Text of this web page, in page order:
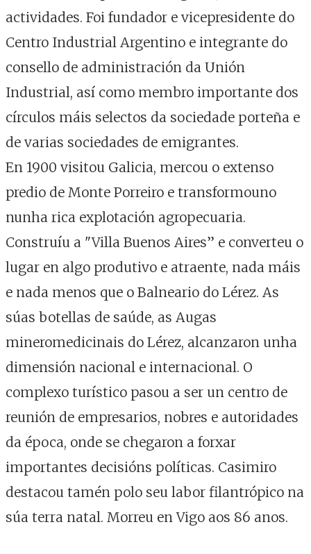
actividades. Foi fundador e vicepresidente do
Centro Industrial Argentino e integrante do
consello de administración da Unión
Industrial, así como membro importante dos
círculos máis selectos da sociedade porteña e
de varias sociedades de emigrantes.
En 1900 visitou Galicia, mercou o extenso
predio de Monte Porreiro e transformouno
nunha rica explotación agropecuaria.
Construíu a "Villa Buenos Aires” e converteu o
lugar en algo produtivo e atraente, nada máis
e nada menos que o Balneario do Lérez. As
súas botellas de saúde, as Augas
mineromedicinais do Lérez, alcanzaron unha
dimensión nacional e internacional. O
complexo turístico pasou a ser un centro de
reunión de empresarios, nobres e autoridades
da época, onde se chegaron a forxar
importantes decisións políticas. Casimiro
destacou tamén polo seu labor filantrópico na
súa terra natal. Morreu en Vigo aos 86 anos.